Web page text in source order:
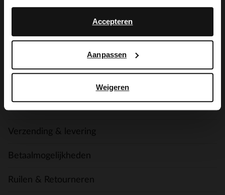
Accepteren
Aanpassen
Weigeren
AANMELDEN MY MANFIELD
Meer over My Manfield
Verzending & levering
Betaalmogelijkheden
Ruilen & Retourneren
English